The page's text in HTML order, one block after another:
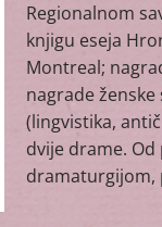
Regionalnom
knjigu eseja
Montreal;
nagrade ženske
(lingvistika,
dvije drame.
dramaturgijom,